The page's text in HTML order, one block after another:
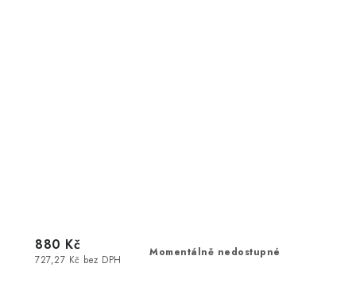
Momentálně nedostupné
727,27 Kč bez DPH
880 Kč